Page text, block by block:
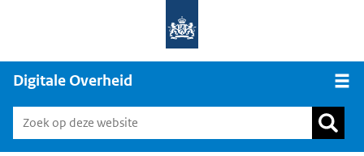
Digitale Overheid